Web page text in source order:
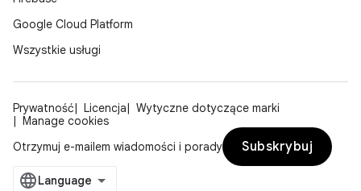
Google Cloud Platform
Wszystkie usługi
Prywatność Licencja
Wytyczne dotyczące marki
Manage cookies
Otrzymuj e-mailem wiadomości i porady
Subskrybuj